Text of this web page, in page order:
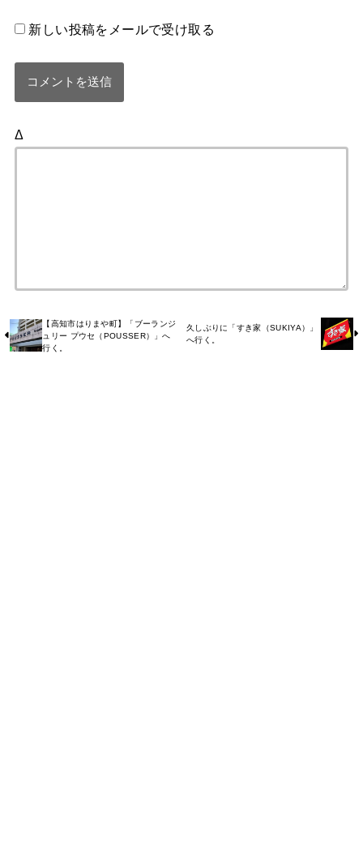
新しい投稿をメールで受け取る
Δ
【高知市はりまや町】「ブーランジ
ュリー プウセ（POUSSER）」へ
行く。
久しぶりに「すき家（SUKIYA）」
へ行く。